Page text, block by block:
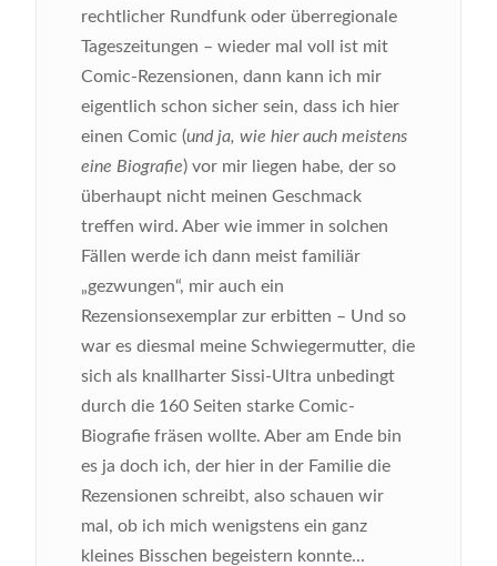
rechtlicher Rundfunk oder überregionale
Tageszeitungen – wieder mal voll ist mit
Comic-Rezensionen, dann kann ich mir
eigentlich schon sicher sein, dass ich hier
einen Comic (und ja, wie hier auch meistens
eine Biografie) vor mir liegen habe, der so
überhaupt nicht meinen Geschmack
treffen wird. Aber wie immer in solchen
Fällen werde ich dann meist familiär
„gezwungen“, mir auch ein
Rezensionsexemplar zur erbitten – Und so
war es diesmal meine Schwiegermutter, die
sich als knallharter Sissi-Ultra unbedingt
durch die 160 Seiten starke Comic-
Biografie fräsen wollte. Aber am Ende bin
es ja doch ich, der hier in der Familie die
Rezensionen schreibt, also schauen wir
mal, ob ich mich wenigstens ein ganz
kleines Bisschen begeistern konnte...